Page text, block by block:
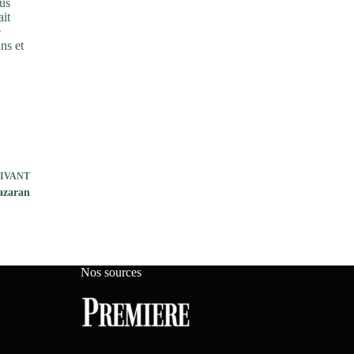
et
Nos sources